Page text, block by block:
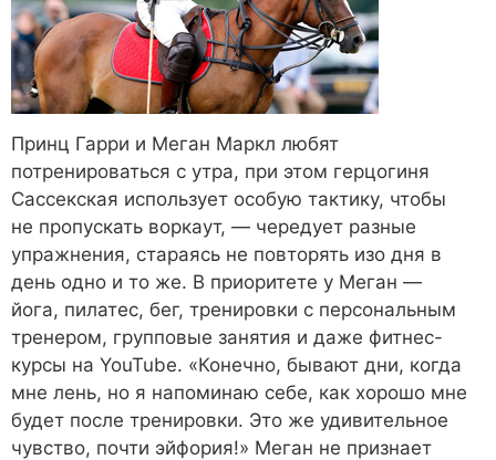
Принц Гарри и Меган Маркл любят
потренироваться с утра, при этом герцогиня
Сассекская использует особую тактику, чтобы
не пропускать воркаут, — чередует разные
упражнения, стараясь не повторять изо дня в
день одно и то же. В приоритете у Меган —
йога, пилатес, бег, тренировки с персональным
тренером, групповые занятия и даже фитнес-
курсы на YouTube. «Конечно, бывают дни, когда
мне лень, но я напоминаю себе, как хорошо мне
будет после тренировки. Это же удивительное
чувство, почти эйфория!» Меган не признает